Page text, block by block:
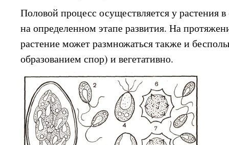
Половой процесс осуществляется у растения
на определенном этапе развития. На
растение может размножаться также и
образованием спор) и вегетативно.